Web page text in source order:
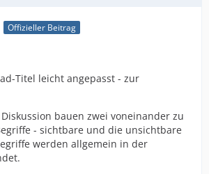
Offizieller Beitrag
Titel leicht angepasst - zur
bauen zwei voneinander zu
- sichtbare und die unsichtbare
werden allgemein in der